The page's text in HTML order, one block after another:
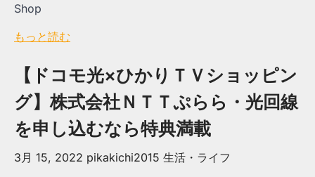
Shop
もっと読む
【ドコモ光×ひかりＴＶショッピン
グ】株式会社ＮＴＴぷらら・光回線
を申し込むなら特典満載
3月 15, 2022 pikakichi2015 生活・ライフ